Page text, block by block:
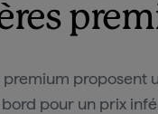
premium proposent
pour un prix